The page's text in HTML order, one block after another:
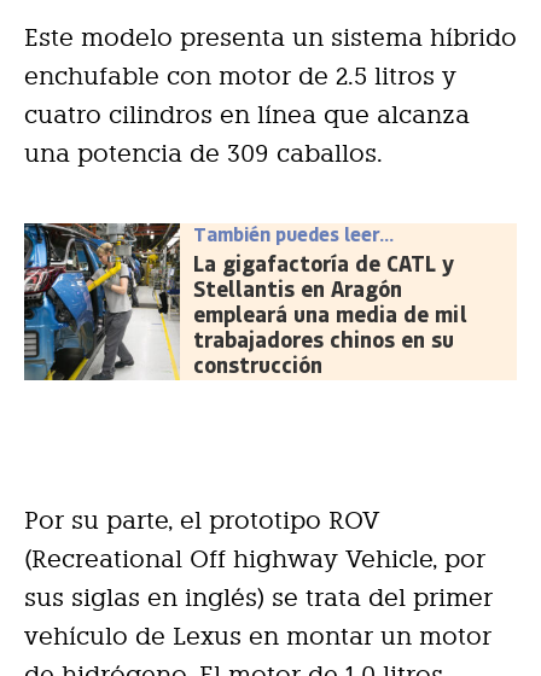
Este modelo presenta un sistema híbrido
enchufable con motor de 2.5 litros y
cuatro cilindros en línea que alcanza
una potencia de 309 caballos.
También puedes leer...
La gigafactoría de CATL y
Stellantis en Aragón
empleará una media de mil
trabajadores chinos en su
construcción
Por su parte, el prototipo ROV
(Recreational Off highway Vehicle, por
sus siglas en inglés) se trata del primer
vehículo de Lexus en montar un motor